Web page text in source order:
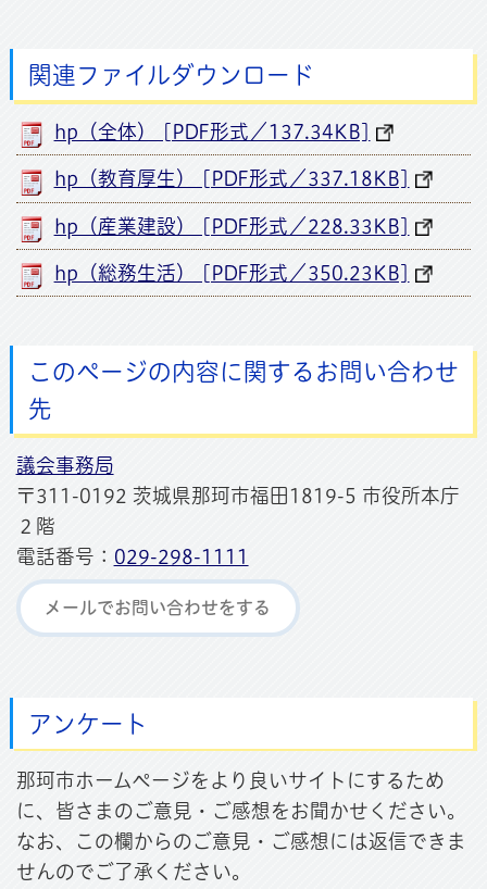
関連ファイルダウンロード
hp（全体） [PDF形式／137.34KB]
hp（教育厚生） [PDF形式／337.18KB]
hp（産業建設） [PDF形式／228.33KB]
hp（総務生活） [PDF形式／350.23KB]
このページの内容に関するお問い合わせ
先
議会事務局
〒311-0192 茨城県那珂市福田1819-5 市役所本庁
２階
電話番号： 029-298-1111
メールでお問い合わせをする
アンケート
那珂市ホームページをより良いサイトにするため
に、皆さまのご意見・ご感想をお聞かせください。
なお、この欄からのご意見・ご感想には返信できま
せんのでご了承ください。